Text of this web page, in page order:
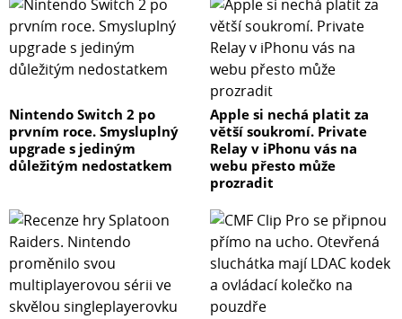
Nintendo Switch 2 po
prvním roce. Smysluplný
upgrade s jediným
důležitým nedostatkem
Apple si nechá platit za
větší soukromí. Private
Relay v iPhonu vás na
webu přesto může
prozradit